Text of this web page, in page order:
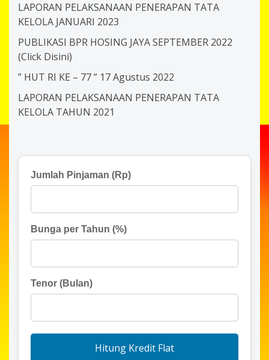
LAPORAN PELAKSANAAN PENERAPAN TATA
KELOLA JANUARI 2023
PUBLIKASI BPR HOSING JAYA SEPTEMBER 2022
(Click Disini)
” HUT RI KE – 77 ” 17 Agustus 2022
LAPORAN PELAKSANAAN PENERAPAN TATA
KELOLA TAHUN 2021
Jumlah Pinjaman (Rp)
Bunga per Tahun (%)
Tenor (Bulan)
Hitung Kredit Flat